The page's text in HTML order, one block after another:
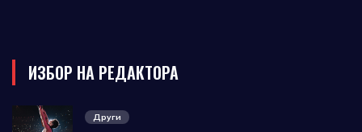
ИЗБОР НА РЕДАКТОРА
Други